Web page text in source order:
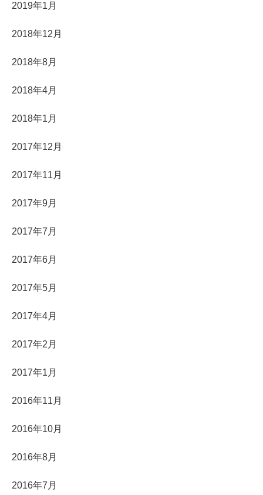
2019年1月
2018年12月
2018年8月
2018年4月
2018年1月
2017年12月
2017年11月
2017年9月
2017年7月
2017年6月
2017年5月
2017年4月
2017年2月
2017年1月
2016年11月
2016年10月
2016年8月
2016年7月